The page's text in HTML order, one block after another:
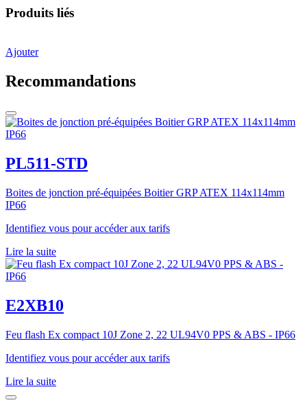
Produits liés
Ajouter
Recommandations
PL511-STD
Boites de jonction pré-équipées Boitier GRP ATEX 114x114mm
IP66
Identifiez vous pour accéder aux tarifs
Lire la suite
E2XB10
Feu flash Ex compact 10J Zone 2, 22 UL94V0 PPS & ABS - IP66
Identifiez vous pour accéder aux tarifs
Lire la suite